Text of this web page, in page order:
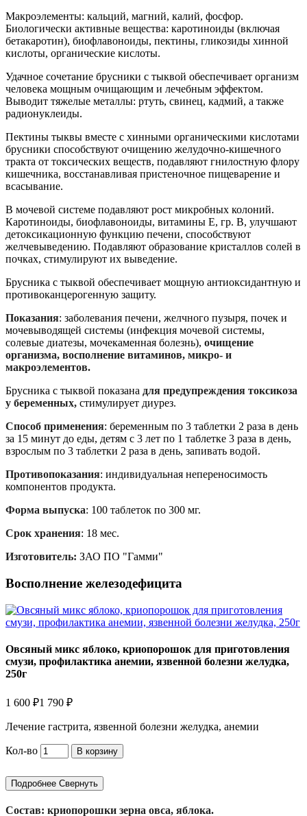
Макроэлементы: кальций, магний, калий, фосфор.
Биологически активные вещества: каротиноиды (включая
бетакаротин), биофлавоноиды, пектины, гликозиды хинной
кислоты, органические кислоты.
Удачное сочетание брусники с тыквой обеспечивает организм
человека мощным очищающим и лечебным эффектом.
Выводит тяжелые металлы: ртуть, свинец, кадмий, а также
радионуклеиды.
Пектины тыквы вместе с хинными органическими кислотами
брусники способствуют очищению желудочно-кишечного
тракта от токсических веществ, подавляют гнилостную флору
кишечника, восстанавливая пристеночное пищеварение и
всасывание.
В мочевой системе подавляют рост микробных колоний.
Каротиноиды, биофлавоноиды, витамины Е, гр. В, улучшают
детоксикационную функцию печени, способствуют
желчевыведению. Подавляют образование кристаллов солей в
почках, стимулируют их выведение.
Брусника с тыквой обеспечивает мощную антиоксидантную и
противоканцерогенную защиту.
Показания: заболевания печени, желчного пузыря, почек и
мочевыводящей системы (инфекция мочевой системы,
солевые диатезы, мочекаменная болезнь), очищение
организма, восполнение витаминов, микро- и
макроэлементов.
Брусника с тыквой показана для предупреждения токсикоза
у беременных, стимулирует диурез.
Способ применения: беременным по 3 таблетки 2 раза в день
за 15 минут до еды, детям с 3 лет по 1 таблетке 3 раза в день,
взрослым по 3 таблетки 2 раза в день, запивать водой.
Противопоказания: индивидуальная непереносимость
компонентов продукта.
Форма выпуска: 100 таблеток по 300 мг.
Срок хранения: 18 мес.
Изготовитель: ЗАО ПО "Гамми"
Восполнение железодефицита
Овсяный микс яблоко, криопорошок для приготовления
смузи, профилактика анемии, язвенной болезни желудка,
250г
1 600 ₽1 790 ₽
Лечение гастрита, язвенной болезни желудка, анемии
Кол-во В корзину
Подробнее Свернуть
Состав: криопорошки зерна овса, яблока.